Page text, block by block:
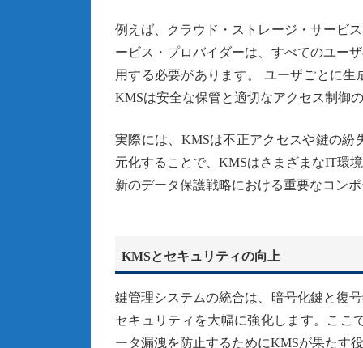
例えば、クラウド・ストレージ・サービ
ービス・プロバイダーは、すべてのユー
用する必要があります。 ユーザごとに
KMSは安全な保管と適切なアクセス制御
実際には、KMSは不正アクセスや鍵の
元化することで、KMSはさまざまなIT環
新のデータ保護戦略における重要なコン
KMSとセキュリティの向上
鍵管理システムの統合は、暗号化鍵と復
セキュリティを大幅に強化します。ここ
ータ漏洩を防止するためにKMSが果たす